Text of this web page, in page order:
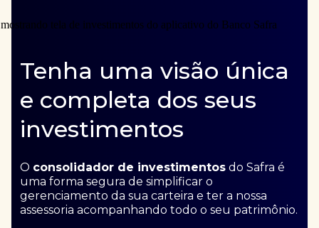
Tenha uma visão única
e completa dos seus
investimentos
O consolidador de investimentos do Safra é
uma forma segura de simplificar o
gerenciamento da sua carteira e ter a nossa
assessoria acompanhando todo o seu patrimônio.